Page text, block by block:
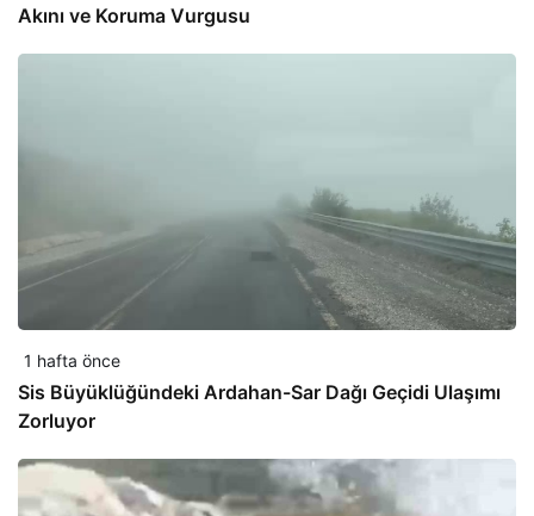
Akını ve Koruma Vurgusu
1 hafta önce
Sis Büyüklüğündeki Ardahan-Sar Dağı Geçidi Ulaşımı
Zorluyor